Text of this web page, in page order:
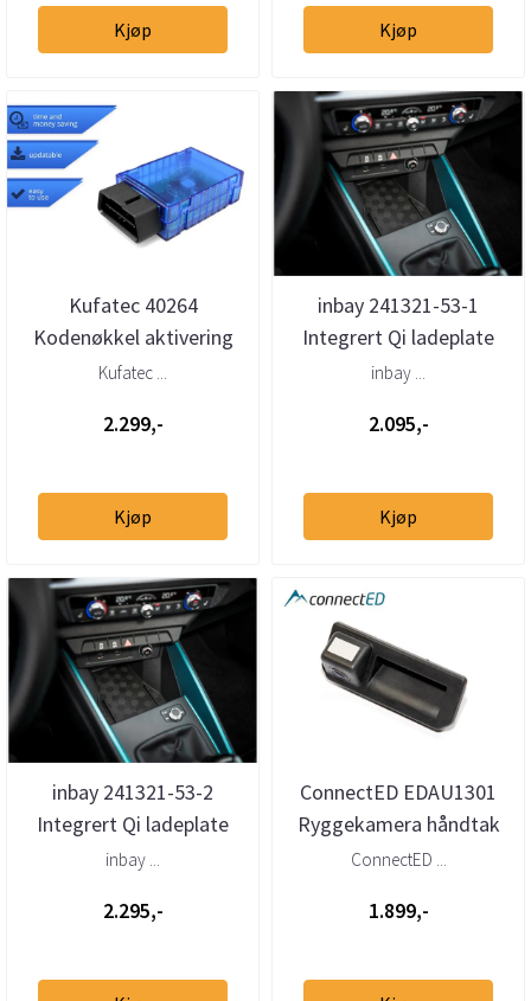
Kjøp Kjøp
Kufatec 40264
Kodenøkkel aktivering
High ryggekamera Audi /
Kufatec ...
2.299,-
Kjøp
inbay 241321-53-1
Integrert Qi ladeplate
10W Audi A1 2019 →
inbay ...
2.095,-
Kjøp
inbay 241321-53-2
Integrert Qi ladeplate
15W Audi A1 2019 →
inbay ...
2.295,-
ConnectED EDAU1301
Ryggekamera håndtak
Audi / Porsche / VW /
ConnectED ...
1.899,-